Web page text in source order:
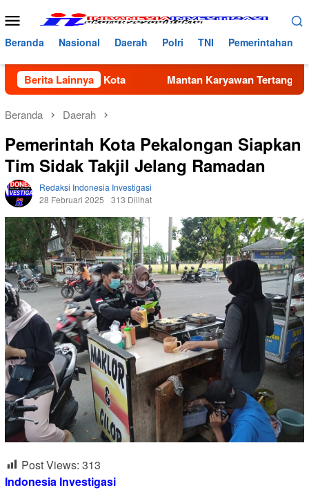
ke
konten
Menu
Mobile
Beranda Nasional Daerah Polri TNI Pemerintahan
Berita Lainnya
Kota Mantan Karyawan Tertangkap Mencuri Laptop
Beranda Daerah
Pemerintah Kota Pekalongan Siapkan
Tim Sidak Takjil Jelang Ramadan
Redaksi Indonesia Investigasi
28 Februari 2025
313 Dilihat
Post Views: 313
Indonesia Investigasi